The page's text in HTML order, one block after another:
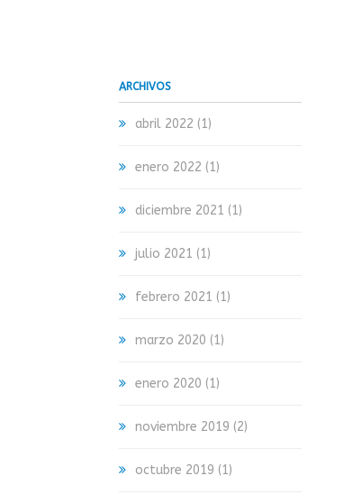
ARCHIVOS
abril 2022 (1)
enero 2022 (1)
diciembre 2021 (1)
julio 2021 (1)
febrero 2021 (1)
marzo 2020 (1)
enero 2020 (1)
noviembre 2019 (2)
octubre 2019 (1)